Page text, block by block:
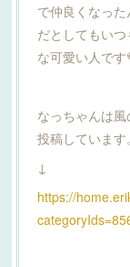
で仲良くなっ
だとしてもい
な可愛い人です
なっちゃんは
投稿しています。
↓
https://